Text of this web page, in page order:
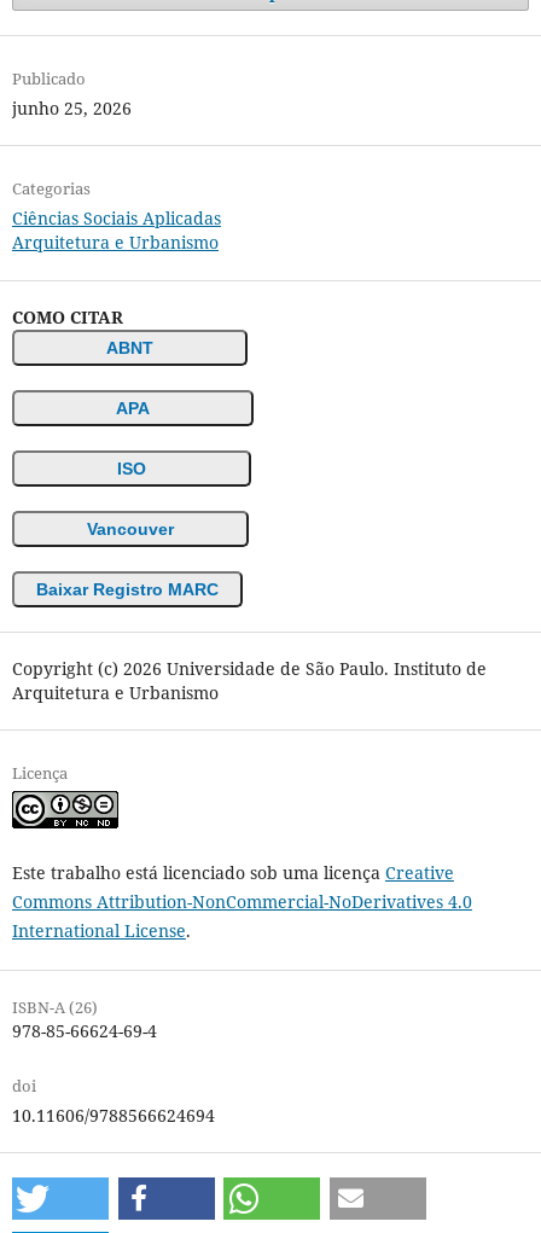
Publicado
junho 25, 2026
Categorias
Ciências Sociais Aplicadas
Arquitetura e Urbanismo
COMO CITAR
ABNT
APA
ISO
Vancouver
Baixar Registro MARC
Copyright (c) 2026 Universidade de São Paulo. Instituto de
Arquitetura e Urbanismo
Licença
Este trabalho está licenciado sob uma licença Creative
Commons Attribution-NonCommercial-NoDerivatives 4.0
International License.
ISBN-A (26)
978-85-66624-69-4
doi
10.11606/9788566624694